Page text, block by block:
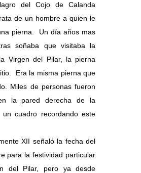
del Cojo de Calanda
de un hombre a quien le
pierna. Un día años mas
soñaba que visitaba la
Virgen del Pilar, la pierna
Era la misma pierna que
Miles de personas fueron
la pared derecha de la
un cuadro recordando este
XII señaló la fecha del
para la festividad particular
del Pilar, pero ya desde